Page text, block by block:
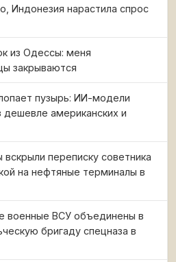
Индонезия нарастила спрос
из Одессы: меня
закрываются
пузырь: ИИ-модели
дешевле американских и
вскрыли переписку советника
на нефтяные терминалы в
военные ВСУ объединены в
бригаду спецназа в